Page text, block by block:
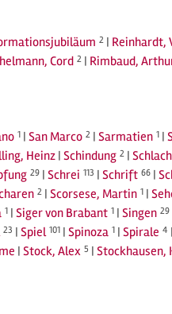
2 | Reinhardt,
Cord 2 | Rimbaud,
1 | San Marco 2 | Sarmatien 1 |
Heinz| Schindung 2 |
29 | Schrei 113 | Schrift 66 |
2 | Scorsese, Martin 1 |
1 | Siger von Brabant 1 | Singen 29
23 | Spiel 101 | Spinoza 1 | Spirale 4 |
| Stock, Alex 5 |